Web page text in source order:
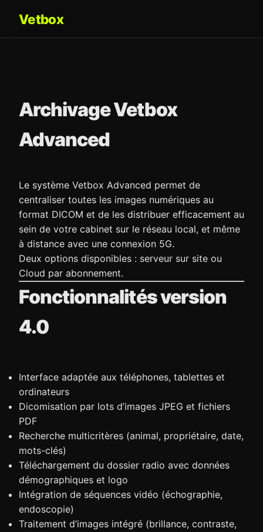
Vetbox
Archivage Vetbox
Advanced
Le système Vetbox Advanced permet de
centraliser toutes les images numériques au
format DICOM et de les distribuer efficacement au
sein de votre cabinet sur le réseau local, et même
à distance avec une connexion 5G.
Deux options disponibles : serveur sur site ou
Cloud par abonnement.
Fonctionnalités version
4.0
Interface adaptée aux téléphones, tablettes et
ordinateurs
Dicomisation par lots d’images JPEG et fichiers
PDF
Recherche multicritères (animal, propriétaire, date,
mots-clés)
Téléchargement du dossier radio avec données
démographiques et logo
Intégration de séquences vidéo (échographie,
endoscopie)
Traitement d’images intégré (brillance, contraste,